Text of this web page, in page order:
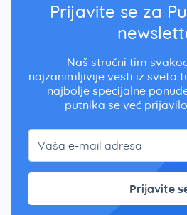
Prijavite se za
Naš stručni tim
najzanimljivije vesti iz sveta
najbolje specijalne
putnika se već
Prijavite